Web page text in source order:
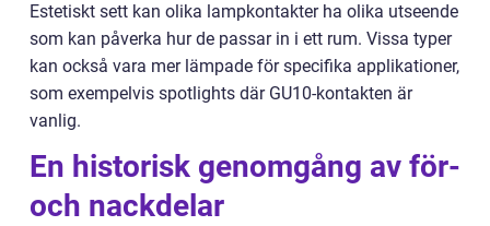
Estetiskt sett kan olika lampkontakter ha olika utseende
som kan påverka hur de passar in i ett rum. Vissa typer
kan också vara mer lämpade för specifika applikationer,
som exempelvis spotlights där GU10-kontakten är
vanlig.
En historisk genomgång av för-
och nackdelar